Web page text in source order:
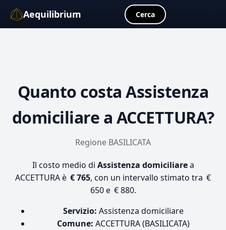
Aequilibrium Cerca
Quanto costaAssistenza
domiciliare a ACCETTURA?
Regione BASILICATA
Il costo medio di Assistenza domiciliarea
ACCETTURA è € 765, con un intervallo stimato tra €
650 e € 880.
Servizio: Assistenza domiciliare
Comune: ACCETTURA (BASILICATA)